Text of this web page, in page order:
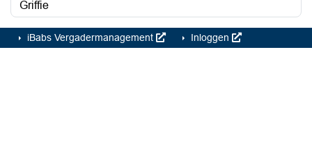
Griffie
iBabs Vergadermanagement Inloggen